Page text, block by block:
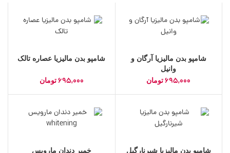
شامپو بدن مالیزیا آرگان و
وانیل
695,000 تومان
شامپو بدن مالیزیا عصاره تالک
695,000 تومان
شامپو بدن مالیزیا شیرنارگیل
خمیر دندان مارویس